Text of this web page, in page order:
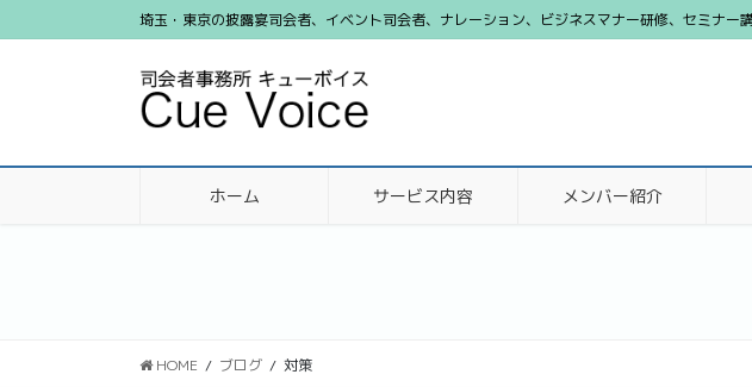
ン
ビ
埼玉・東京の披露宴司会者、イベント司会者、ナレーション、ビジネスマナー研修、セミナー
ホーム サービス内容 メンバー紹介
HOME ブログ 対策